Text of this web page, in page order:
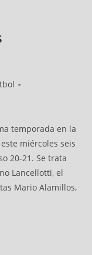
temporada en la
miércoles seis
20-21. Se trata
Lancellotti, el
Mario Alamillos,